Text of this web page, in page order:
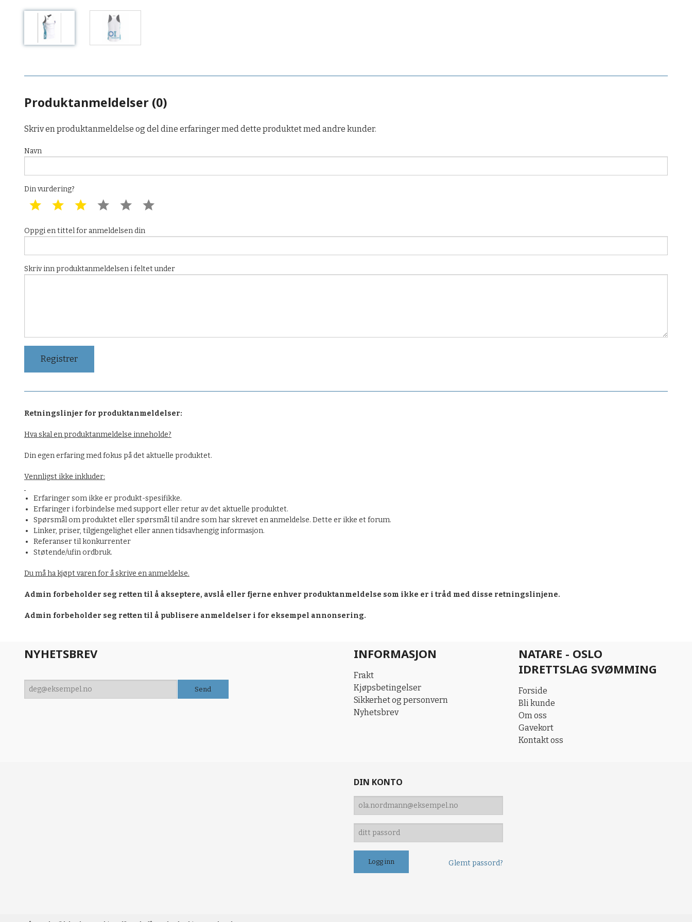
Produktanmeldelser (0)
Skriv en produktanmeldelse og del dine erfaringer med dette produktet med andre kunder.
Navn
Din vurdering?
1 star 2 star 3 star 4 star 5 star
Oppgi en tittel for anmeldelsen din
Skriv inn produktanmeldelsen i feltet under
Retningslinjer for produktanmeldelser:
Hva skal en produktanmeldelse inneholde?
Din egen erfaring med fokus på det aktuelle produktet.
Vennligst ikke inkluder:
Erfaringer som ikke er produkt-spesifikke.
Erfaringer i forbindelse med support eller retur av det aktuelle produktet.
Spørsmål om produktet eller spørsmål til andre som har skrevet en anmeldelse. Dette er ikke et forum.
Linker, priser, tilgjengelighet eller annen tidsavhengig informasjon.
Referanser til konkurrenter
Støtende/ufin ordbruk.
Du må ha kjøpt varen for å skrive en anmeldelse.
Admin forbeholder seg retten til å akseptere, avslå eller fjerne enhver produktanmeldelse som ikke er i tråd med disse retningslinjene.
Admin forbeholder seg retten til å publisere anmeldelser i for eksempel annonsering.
NYHETSBREV INFORMASJON
Frakt
Kjøpsbetingelser
Sikkerhet og personvern
Nyhetsbrev
NATARE - OSLO
IDRETTSLAG SVØMMING
Forside
Bli kunde
Om oss
Gavekort
Kontakt oss
DIN KONTO
Glemt passord?